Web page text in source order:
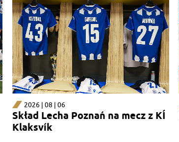
2026 | 08 | 06
Skład Lecha Poznań na mecz z KÍ
Klaksvík